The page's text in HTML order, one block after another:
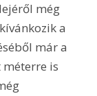
még
a
már a
is